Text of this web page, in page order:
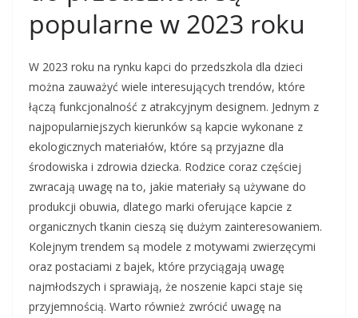
popularne w 2023 roku
W 2023 roku na rynku kapci do przedszkola dla dzieci
można zauważyć wiele interesujących trendów, które
łączą funkcjonalność z atrakcyjnym designem. Jednym z
najpopularniejszych kierunków są kapcie wykonane z
ekologicznych materiałów, które są przyjazne dla
środowiska i zdrowia dziecka. Rodzice coraz częściej
zwracają uwagę na to, jakie materiały są używane do
produkcji obuwia, dlatego marki oferujące kapcie z
organicznych tkanin cieszą się dużym zainteresowaniem.
Kolejnym trendem są modele z motywami zwierzęcymi
oraz postaciami z bajek, które przyciągają uwagę
najmłodszych i sprawiają, że noszenie kapci staje się
przyjemnością. Warto również zwrócić uwagę na